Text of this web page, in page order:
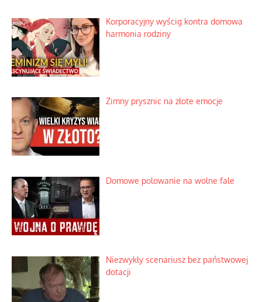
Korporacyjny wyścig kontra domowa
harmonia rodziny
Zimny prysznic na złote emocje
Domowe polowanie na wolne fale
Niezwykły scenariusz bez państwowej
dotacji